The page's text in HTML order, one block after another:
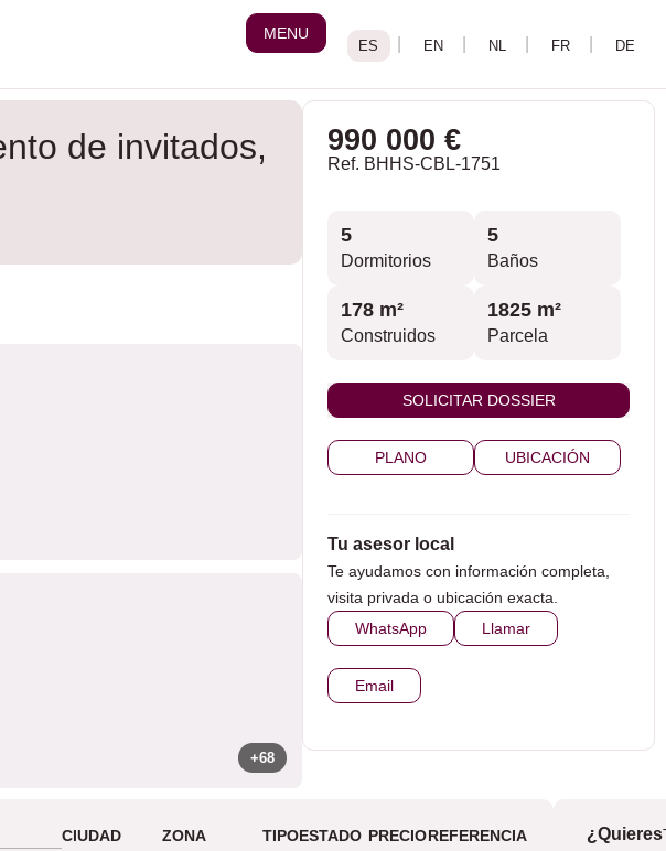
MENU
de invitados,
+68
990 000 €
Ref. BHHS-CBL-1751
5
Dormitorios
5
Baños
178 m²
Construidos
1825 m²
Parcela
SOLICITAR DOSSIER
PLANO UBICACIÓN
Tu asesor local
Te ayudamos con información completa,
visita privada o ubicación exacta.
WhatsApp
Llamar
Email
CIUDAD ZONA TIPOESTADO PRECIOREFERENCIA
¿Quieres